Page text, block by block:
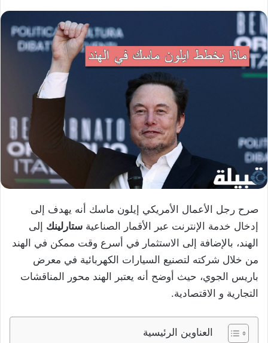
صرح رجل الأعمال الأمريكي إيلون ماسك أنه يهدف إلى
إدخال خدمة الإنترنت عبر الأقمار الصناعية ستارلينك إلى
الهند، بالإضافة إلى الاستثمار في أسرع وقت ممكن في الهند
من خلال شركته لتصنيع السيارات الكهربائية في معرض
باريس الجوي، حيث أوضح أنه يعتبر الهند محور المناقشات
التجارية و الاقتصادية.
العناوين الرئيسية